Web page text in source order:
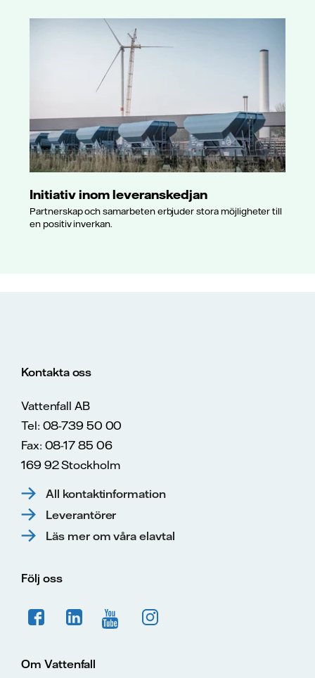
Initiativ inom leveranskedjan
Partnerskap och samarbeten erbjuder stora möjligheter till
en positiv inverkan.
Kontakta oss
Vattenfall AB
Tel: 08-739 50 00
Fax: 08-17 85 06
169 92 Stockholm
All kontaktinformation
Leverantörer
Läs mer om våra elavtal
Följ oss
Om Vattenfall